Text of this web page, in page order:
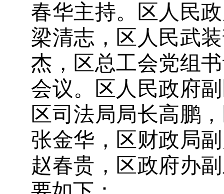
春华主持。
区人民
梁清志，区人民武
杰，区总工会党组
会议。区人民政府
区司法局局长高鹏，
张金华，区财政局
赵春贵 ， 区政府办